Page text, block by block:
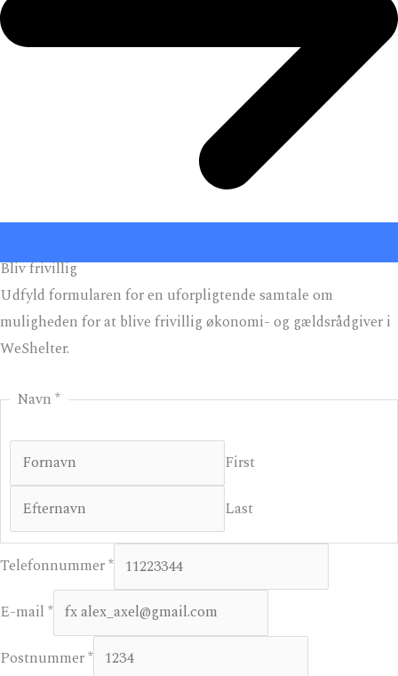
Bliv frivillig
Udfyld formularen for en uforpligtende samtale om
muligheden for at blive frivillig økonomi- og gældsrådgiver i
WeShelter.
Navn*
First
Last
k
n
a
Telefonnummer*
E-mail *
Postnummer*